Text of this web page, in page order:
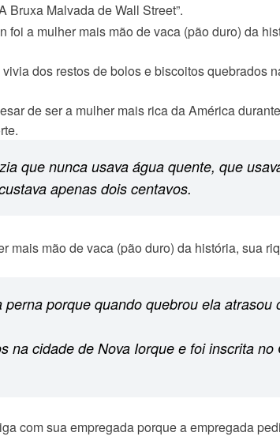
Bruxa Malvada de Wall Street”.
dos restos de bolos e biscoitos quebrados
de ser a mulher mais rica da América
que nunca usava água quente, que
apenas dois centavos.
porque quando quebrou ela
na cidade de Nova Iorque e foi inscrita
com sua empregada porque a empregada